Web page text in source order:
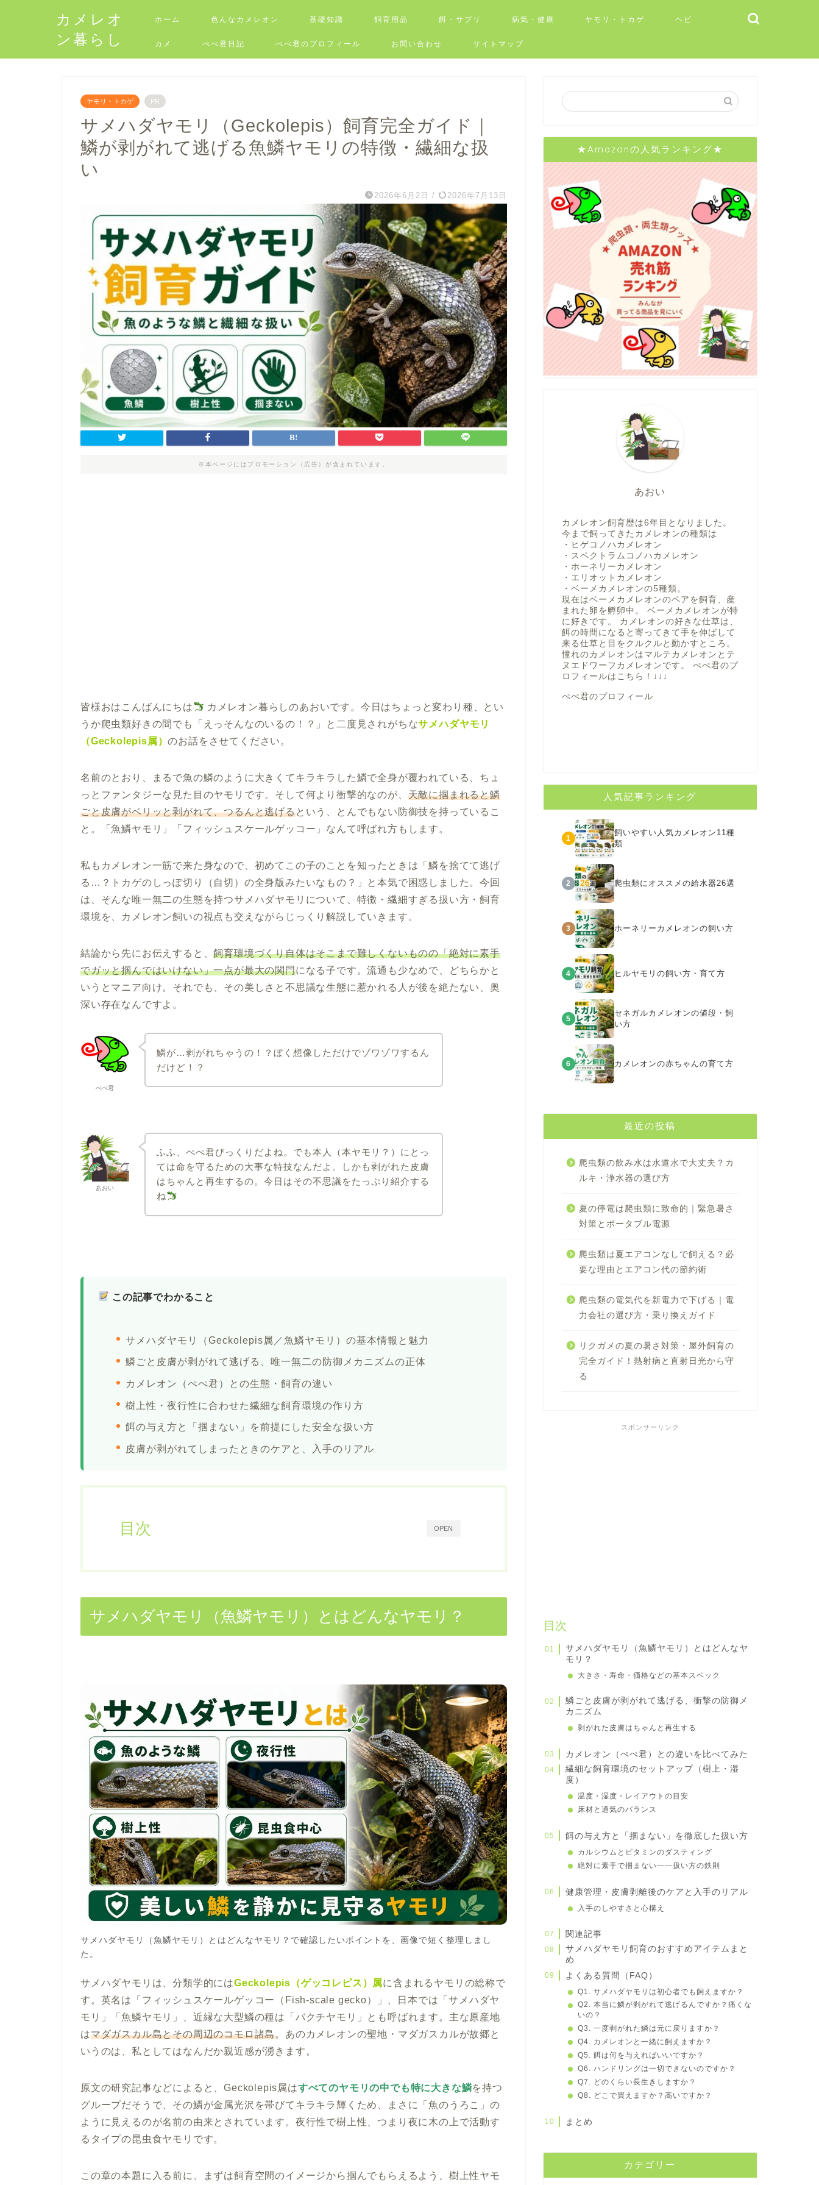
カメレオ
ン暮らし
ホーム 色んなカメレオン 基礎知識 飼育用品 餌・サプリ 病気・健康 ヤモリ・トカゲ ヘビ
カメ ぺぺ君日記 ぺぺ君のプロフィール お問い合わせ サイトマップ
ヤモリ・トカゲ PR
サメハダヤモリ（Geckolepis）飼育完全ガイド｜
鱗が剥がれて逃げる魚鱗ヤモリの特徴・繊細な扱
い
2026年6月2日 / 2026年7月13日
※本ページにはプロモーション（広告）が含まれています。
皆様おはこんばんにちは
カメレオン暮らしのあおいです。今日はちょっと変わり種、とい
うか爬虫類好きの間でも「えっそんなのいるの！？」と二度見されがちなサメハダヤモリ
（Geckolepis属）のお話をさせてください。
名前のとおり、まるで魚の鱗のように大きくてキラキラした鱗で全身が覆われている、ちょ
っとファンタジーな見た目のヤモリです。そして何より衝撃的なのが、 天敵に掴まれると鱗
ごと皮膚がベリッと剥がれて、つるんと逃げるという、とんでもない防御技を持っているこ
と。「魚鱗ヤモリ」「フィッシュスケールゲッコー」なんて呼ばれ方もします。
私もカメレオン一筋で来た身なので、初めてこの子のことを知ったときは「鱗を捨てて逃げ
る…？トカゲのしっぽ切り（自切）の全身版みたいなもの？」と本気で困惑しました。今回
は、そんな唯一無二の生態を持つサメハダヤモリについて、特徴・繊細すぎる扱い方・飼育
環境を、カメレオン飼いの視点も交えながらじっくり解説していきます。
結論から先にお伝えすると、飼育環境づくり自体はそこまで難しくないものの「絶対に素手
でガッと掴んではいけない」一点が最大の関門になる子です。流通も少なめで、どちらかと
いうとマニア向け。それでも、その美しさと不思議な生態に惹かれる人が後を絶たない、奥
深い存在なんですよ。
ぺぺ君
鱗が…剥がれちゃうの！？ぼく想像しただけでゾワゾワするん
だけど！？
あおい
ふふ、ぺぺ君びっくりだよね。でも本人（本ヤモリ？）にとっ
ては命を守るための大事な特技なんだよ。しかも剥がれた皮膚
はちゃんと再生するの。今日はその不思議をたっぷり紹介する
ね
この記事でわかること
サメハダヤモリ（Geckolepis属／魚鱗ヤモリ）の基本情報と魅力
鱗ごと皮膚が剥がれて逃げる、唯一無二の防御メカニズムの正体
カメレオン（ぺぺ君）との生態・飼育の違い
樹上性・夜行性に合わせた繊細な飼育環境の作り方
餌の与え方と「掴まない」を前提にした安全な扱い方
皮膚が剥がれてしまったときのケアと、入手のリアル
OPEN
目次
サメハダヤモリ（魚鱗ヤモリ）とはどんなヤモリ？
サメハダヤモリ（魚鱗ヤモリ）とはどんなヤモリ？で確認したいポイントを、画像で短く整理しまし
た。
サメハダヤモリは、分類学的にはGeckolepis（ゲッコレピス）属に含まれるヤモリの総称で
す。英名は「フィッシュスケールゲッコー（Fish-scale gecko）」、日本では「サメハダヤ
モリ」「魚鱗ヤモリ」、近縁な大型鱗の種は「バクチヤモリ」とも呼ばれます。主な原産地
はマダガスカル島とその周辺のコモロ諸島。あのカメレオンの聖地・マダガスカルが故郷と
いうのは、私としてはなんだか親近感が湧きます。
原文の研究記事などによると、Geckolepis属はすべてのヤモリの中でも特に大きな鱗を持つ
グループだそうで、その鱗が金属光沢を帯びてキラキラ輝くため、まさに「魚のうろこ」の
ように見えるのが名前の由来とされています。夜行性で樹上性、つまり夜に木の上で活動す
るタイプの昆虫食ヤモリです。
この章の本題に入る前に、まずは飼育空間のイメージから掴んでもらえるよう、樹上性ヤモ
★Amazonの人気ランキング★
あおい
カメレオン飼育歴は6年目となりました。
今まで飼ってきたカメレオンの種類は
・ヒゲコノハカメレオン
・スペクトラムコノハカメレオン
・ホーネリーカメレオン
・エリオットカメレオン
・ベーメカメレオンの5種類。
現在はベーメカメレオンのペアを飼育、産
まれた卵を孵卵中。 ベーメカメレオンが特
に好きです。 カメレオンの好きな仕草は、
餌の時間になると寄ってきて手を伸ばして
来る仕草と目をクルクルと動かすところ。
憧れのカメレオンはマルテカメレオンとテ
ヌエドワーフカメレオンです。 ぺぺ君のプ
ロフィールは こちら！ ↓↓↓
ぺぺ君のプロフィール
人気記事ランキング
1
飼いやすい人気カメレオン11種
類
2 爬虫類にオススメの給水器26選
3 ホーネリーカメレオンの飼い方
4 ヒルヤモリの飼い方・育て方
5
セネガルカメレオンの値段・飼
い方
6 カメレオンの赤ちゃんの育て方
最近の投稿
爬虫類の飲み水は水道水で大丈夫？カ
ルキ・浄水器の選び方
夏の停電は爬虫類に致命的｜緊急暑さ
対策とポータブル電源
爬虫類は夏エアコンなしで飼える？必
要な理由とエアコン代の節約術
爬虫類の電気代を新電力で下げる｜電
力会社の選び方・乗り換えガイド
リクガメの夏の暑さ対策・屋外飼育の
完全ガイド！熱射病と直射日光から守
る
スポンサーリンク
目次
サメハダヤモリ（魚鱗ヤモリ）とはどんなヤ
モリ？
大きさ・寿命・価格などの基本スペック
鱗ごと皮膚が剥がれて逃げる、衝撃の防御メ
カニズム
剥がれた皮膚はちゃんと再生する
カメレオン（ぺぺ君）との違いを比べてみた
繊細な飼育環境のセットアップ（樹上・湿
度）
温度・湿度・レイアウトの目安
床材と通気のバランス
餌の与え方と「掴まない」を徹底した扱い方
カルシウムとビタミンのダスティング
絶対に素手で掴まない——扱い方の鉄則
健康管理・皮膚剥離後のケアと入手のリアル
入手のしやすさと心構え
関連記事
サメハダヤモリ飼育のおすすめアイテムまと
め
よくある質問（FAQ）
Q1. サメハダヤモリは初心者でも飼えますか？
Q2. 本当に鱗が剥がれて逃げるんですか？痛くな
いの？
Q3. 一度剥がれた鱗は元に戻りますか？
Q4. カメレオンと一緒に飼えますか？
Q5. 餌は何を与えればいいですか？
Q6. ハンドリングは一切できないのですか？
Q7. どのくらい長生きしますか？
Q8. どこで買えますか？高いですか？
まとめ
カテゴリー